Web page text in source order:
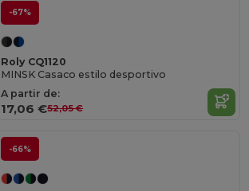
-67%
Roly CQ1120
MINSK Casaco estilo desportivo
A partir de:
17,06 €52,05 €
-66%